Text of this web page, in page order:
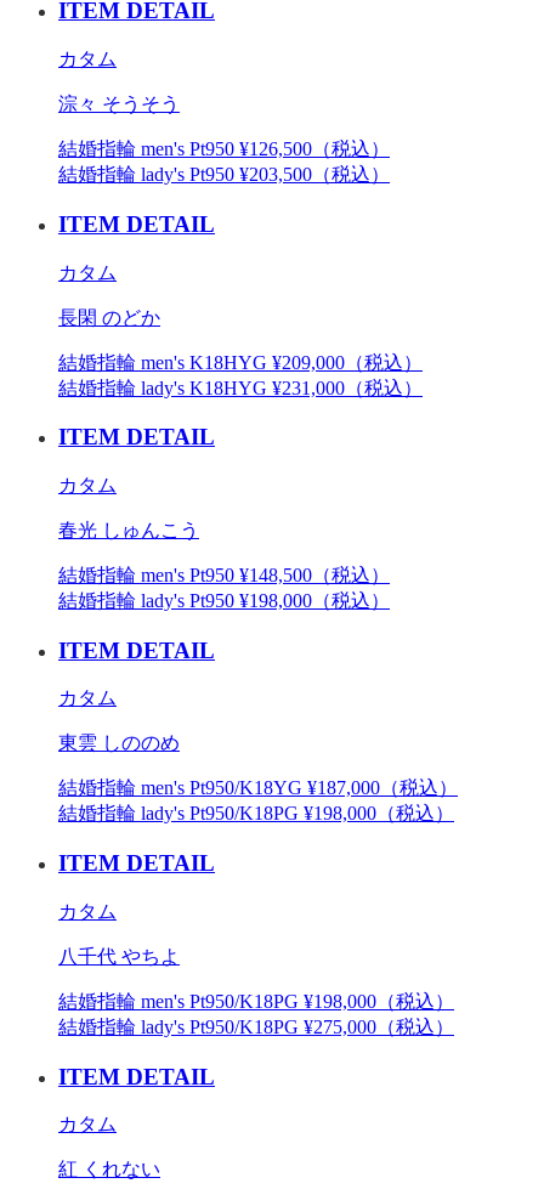
ITEM DETAIL
カタム
淙々 そうそう
結婚指輪 men's Pt950 ¥126,500（税込）
結婚指輪 lady's Pt950 ¥203,500（税込）
ITEM DETAIL
カタム
長閑 のどか
結婚指輪 men's K18HYG ¥209,000（税込）
結婚指輪 lady's K18HYG ¥231,000（税込）
ITEM DETAIL
カタム
春光 しゅんこう
結婚指輪 men's Pt950 ¥148,500（税込）
結婚指輪 lady's Pt950 ¥198,000（税込）
ITEM DETAIL
カタム
東雲 しののめ
結婚指輪 men's Pt950/K18YG ¥187,000（税込）
結婚指輪 lady's Pt950/K18PG ¥198,000（税込）
ITEM DETAIL
カタム
八千代 やちよ
結婚指輪 men's Pt950/K18PG ¥198,000（税込）
結婚指輪 lady's Pt950/K18PG ¥275,000（税込）
ITEM DETAIL
カタム
紅 くれない